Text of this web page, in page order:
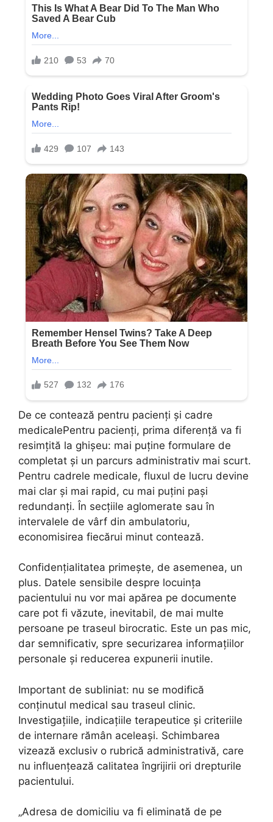
De ce contează pentru pacienți și cadre
medicalePentru pacienți, prima diferență va fi
resimțită la ghișeu: mai puține formulare de
completat și un parcurs administrativ mai scurt.
Pentru cadrele medicale, fluxul de lucru devine
mai clar și mai rapid, cu mai puțini pași
redundanți. În secțiile aglomerate sau în
intervalele de vârf din ambulatoriu,
economisirea fiecărui minut contează.
Confidențialitatea primește, de asemenea, un
plus. Datele sensibile despre locuința
pacientului nu vor mai apărea pe documente
care pot fi văzute, inevitabil, de mai multe
persoane pe traseul birocratic. Este un pas mic,
dar semnificativ, spre securizarea informațiilor
personale și reducerea expunerii inutile.
Important de subliniat: nu se modifică
conținutul medical sau traseul clinic.
Investigațiile, indicațiile terapeutice și criteriile
de internare rămân aceleași. Schimbarea
vizează exclusiv o rubrică administrativă, care
nu influențează calitatea îngrijirii ori drepturile
pacientului.
„Adresa de domiciliu va fi eliminată de pe